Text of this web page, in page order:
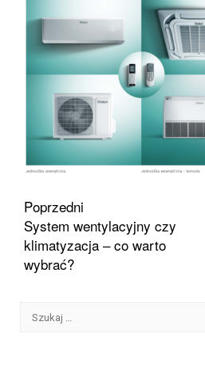
Zobacz
wpisy
Poprzedni
System wentylacyjny czy
klimatyzacja – co warto
wybrać?
Szukaj: